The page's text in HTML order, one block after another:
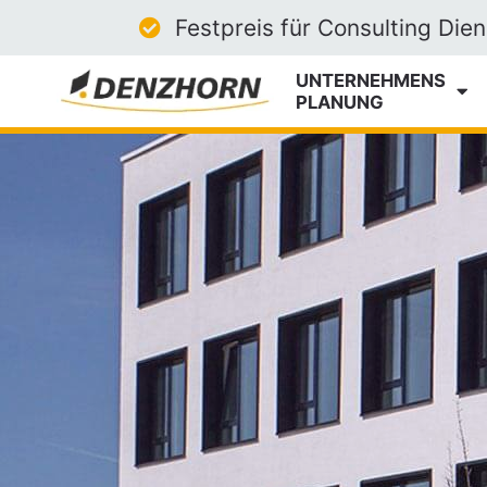
Festpreis für Consulting
UNTERNEHMEN­S
­PLANUNG